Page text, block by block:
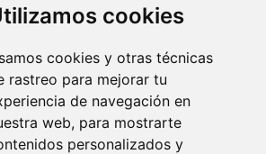
cookies
cookies y otras técnicas
rastreo para mejorar tu
de navegación en
web, para mostrarte
personalizados y
gratuitos
o cambiar su pedido en cualquier momento
90 días
Trees.org
plantamos un árbol. Leer más